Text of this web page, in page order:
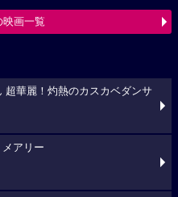
映画一覧
超華麗！灼熱のカスカベダンサ
アリー